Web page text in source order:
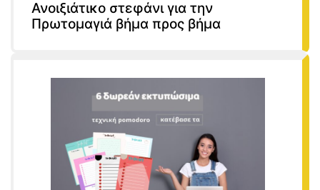
Ανοιξιάτικο στεφάνι για την
Πρωτομαγιά βήμα προς βήμα